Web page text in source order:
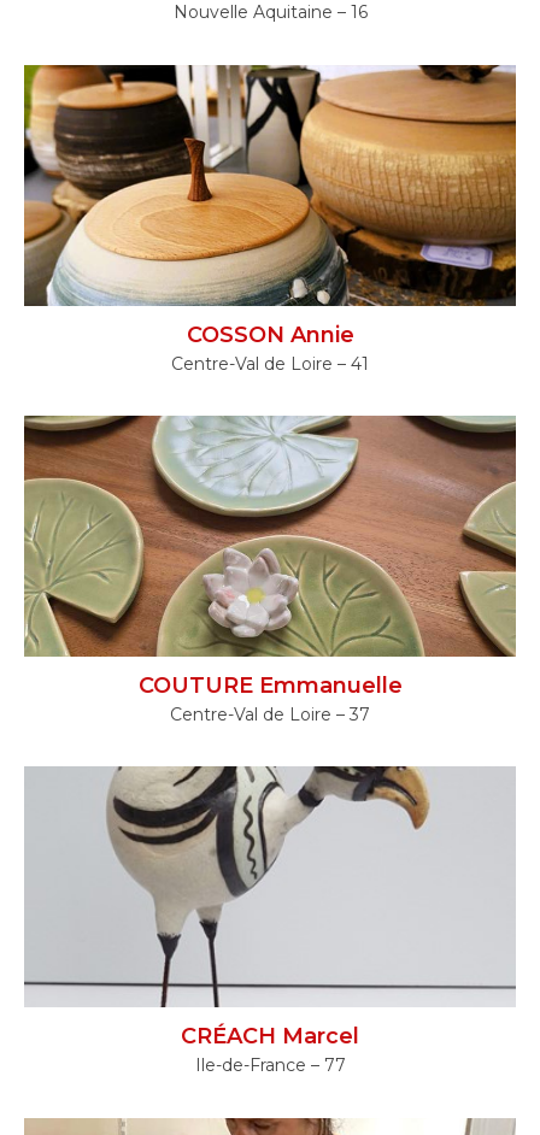
Nouvelle Aquitaine – 16
COSSON Annie
Centre-Val de Loire – 41
COUTURE Emmanuelle
Centre-Val de Loire – 37
CRÉACH Marcel
Ile-de-France – 77